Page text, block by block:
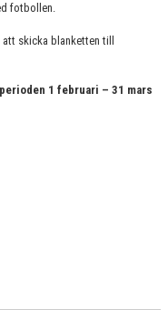
fotbollen.
skicka blanketten till
1 februari – 31 mars